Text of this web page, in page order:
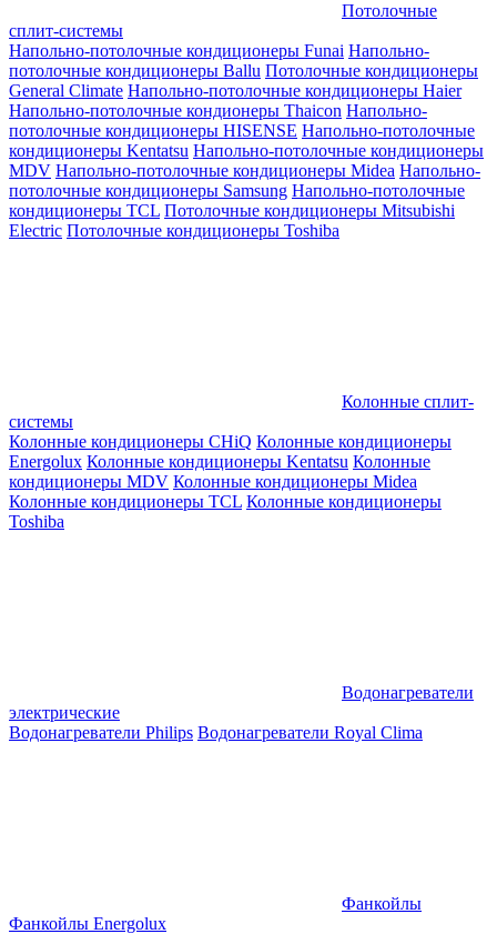
Потолочные
сплит-системы
Напольно-потолочные кондиционеры Funai Напольно-
потолочные кондиционеры Ballu Потолочные кондиционеры
General Climate Напольно-потолочные кондиционеры Haier
Напольно-потолочные кондионеры Thaicon Напольно-
потолочные кондиционеры HISENSE Напольно-потолочные
кондиционеры Kentatsu Напольно-потолочные кондиционеры
MDV Напольно-потолочные кондиционеры Midea Напольно-
потолочные кондиционеры Samsung Напольно-потолочные
кондиционеры TCL Потолочные кондиционеры Mitsubishi
Electric Потолочные кондиционеры Toshiba
Колонные сплит-
системы
Колонные кондиционеры CHiQ Колонные кондиционеры
Energolux Колонные кондиционеры Kentatsu Колонные
кондиционеры MDV Колонные кондиционеры Midea
Колонные кондиционеры TCL Колонные кондиционеры
Toshiba
Водонагреватели
электрические
Водонагреватели Philips Водонагреватели Royal Clima
Фанкойлы
Фанкойлы Energolux